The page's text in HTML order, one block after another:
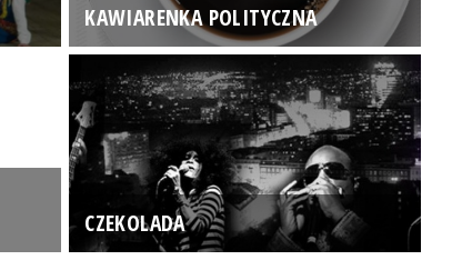
KAWIARENKA POLITYCZNA
CZEKOLADA